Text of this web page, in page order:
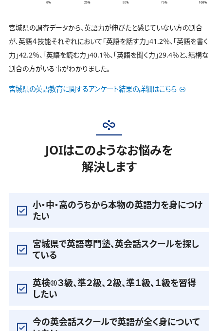
宮城県の調査データから、英語力が伸びたと感じていない方の割合
が、英語４技能それぞれにおいて「英語を話す力」41.2％、「英語を書く
力」42.2％、「英語を読む力」40.1％、「英語を聞く力」29.4％と、結構な
割合の方がいる事がわかりました。
宮城県の英語教育に関するアンケート結果の詳細はこちら
JOIはこのようなお悩みを
解決します
小・中・高のうちから本物の英語力を身につけ
たい
宮城県で英語専門塾、英会話スクールを探し
ている
英検®️３級、準２級、２級、準１級、１級を習得
したい
今の英会話スクールで英語が全く身について